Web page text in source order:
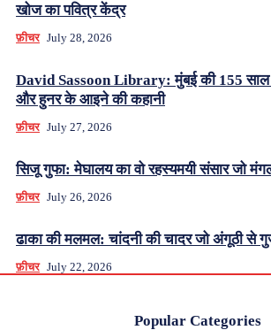
खोज का पवित्र केंद्र
फ़ीचर July 28, 2026
David Sassoon Library: मुंबई की 155 साल
और हुनर के आइने की कहानी
फ़ीचर July 27, 2026
सिजू गुफा: मेघालय का वो रहस्यमयी संसार जो
फ़ीचर July 26, 2026
ढाका की मलमल: चांदनी की चादर जो अंगूठी से
फ़ीचर July 22, 2026
Popular Categories